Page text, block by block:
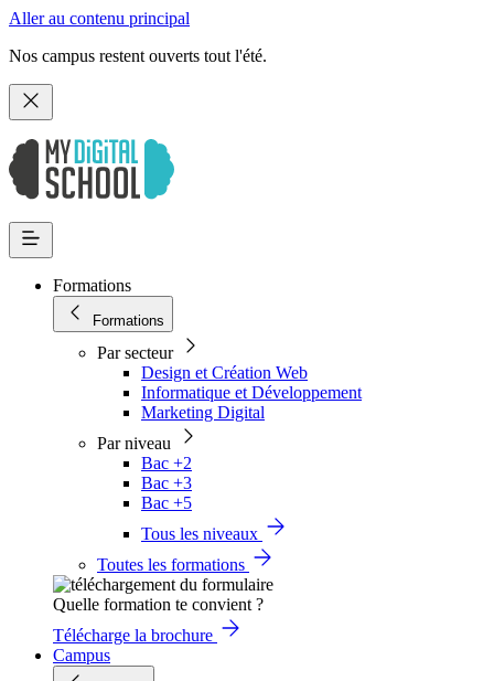
Aller au contenu principal
Nos campus restent ouverts tout l'été.
Formations
Formations
Par secteur
Design et Création Web
Informatique et Développement
Marketing Digital
Par niveau
Bac +2
Bac +3
Bac +5
Tous les niveaux
Toutes les formations
Quelle formation te convient ?
Télécharge la brochure
Campus